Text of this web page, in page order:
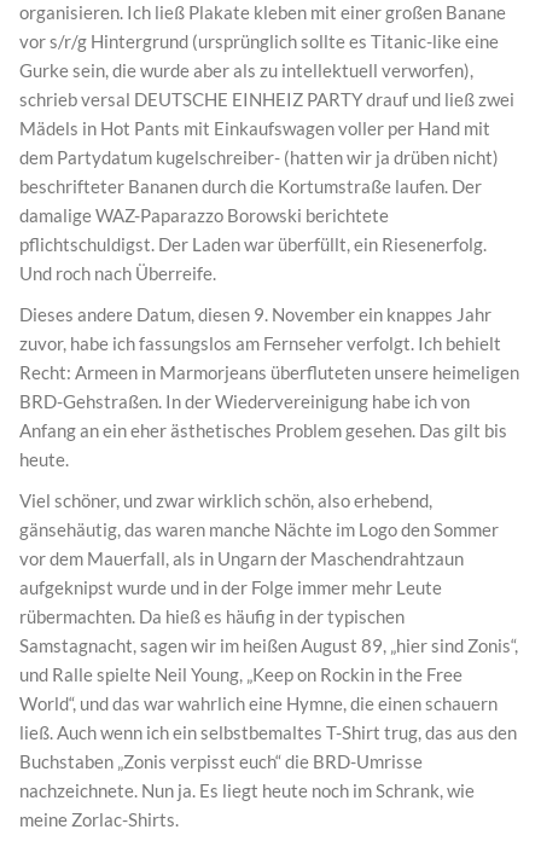
organisieren. Ich ließ Plakate kleben mit einer großen Banane
vor s/r/g Hintergrund (ursprünglich sollte es Titanic-like eine
Gurke sein, die wurde aber als zu intellektuell verworfen),
schrieb versal DEUTSCHE EINHEIZ PARTY drauf und ließ zwei
Mädels in Hot Pants mit Einkaufswagen voller per Hand mit
dem Partydatum kugelschreiber- (hatten wir ja drüben nicht)
beschrifteter Bananen durch die Kortumstraße laufen. Der
damalige WAZ-Paparazzo Borowski berichtete
pflichtschuldigst. Der Laden war überfüllt, ein Riesenerfolg.
Und roch nach Überreife.
Dieses andere Datum, diesen 9. November ein knappes Jahr
zuvor, habe ich fassungslos am Fernseher verfolgt. Ich behielt
Recht: Armeen in Marmorjeans überfluteten unsere heimeligen
BRD-Gehstraßen. In der Wiedervereinigung habe ich von
Anfang an ein eher ästhetisches Problem gesehen. Das gilt bis
heute.
Viel schöner, und zwar wirklich schön, also erhebend,
gänsehäutig, das waren manche Nächte im Logo den Sommer
vor dem Mauerfall, als in Ungarn der Maschendrahtzaun
aufgeknipst wurde und in der Folge immer mehr Leute
rübermachten. Da hieß es häufig in der typischen
Samstagnacht, sagen wir im heißen August 89, „hier sind Zonis“,
und Ralle spielte Neil Young, „Keep on Rockin in the Free
World“, und das war wahrlich eine Hymne, die einen schauern
ließ. Auch wenn ich ein selbstbemaltes T-Shirt trug, das aus den
Buchstaben „Zonis verpisst euch“ die BRD-Umrisse
nachzeichnete. Nun ja. Es liegt heute noch im Schrank, wie
meine Zorlac-Shirts.